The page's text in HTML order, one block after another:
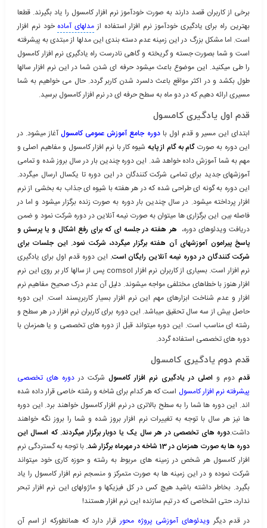
برخی از کاربران قصد دارند به صورت خودآموز نرم افزار کامسول را یاد بگیرند. قطعا
بهترین راه برای یادگیری خودآموز نرم افزار استفاده از مدلهای آماده خود نرم افزار
است. اما مشکل بزرگ در این زمینه عدم دسته بندی این مدلها از مبتدی به پیشرفته
است و شما بصورت جسته و گریخته و گاهی نادرست راه یادگیری نرم افزار کامسول
را طی میکنید. این موضوع باعث میشود حرفه ای شدن شما در این نرم افزار سالها
طول بکشد و در اکثر مواقع باعث دلسرد شدن کاربر گردد. حال می خواهیم به شما
مسیری ارائه دهیم که در دو ماه به سطح حرفه ای در نرم افزار کامسول برسید.
قدم اول یادگیری کامسول
ابتدای این مسیر و قدم اول بادوره جامع آموزش عمومی کامسول آغاز میشود. در
این دوره به صورت گام به گام از پایه شیوه کار با نرم افزار کامسول و مفاهیم اصلی و
مهم به شما آموزش داده خواهد شد. این دوره چندین بار در سال بروز شده و تمامی
آموزشهای جدید برای تمامی شرکت کنندگان در این دوره تا یکسال ارسال میگردد.
این دوره به گونه ای طراحی شده که در هر هفته با شیوه ای جذاب به بخشی از نرم
افزار پرداخته میشود. در سال چندین بار دوره به صورت زنده برگزار میشود و اما در
فاصله بین این برگزاری ها میتوان به صورت نیمه آنلاین در دوره شرکت نمود و ضمن
دریافت ویدئوهای دوره، هر هفته در جلسه ای که برای رفع اشکال و یا پرسش و
پاسخ پیرامون آموزشهای آن هفته برگزار میگردد، شرکت نمود. این جلسات برای
شرکت کنندگان در دوره نیمه آنلاین رایگان است. این دوره قدم اول برای یادگیری
نرم افزار است. بسیاری از کاربران نرم افزار comsol پس از سالها کار بر روی این نرم
افزار هنوز با خطاهای مختلفی مواجه میشوند. دلیل آن عدم درک صحیح مفاهیم نرم
افزار و عدم شناخت ابزارهای مهم این نرم افزار بسیار کاربرپسند است. این دوره
حاصل بیش از سه سال تحقیق میباشد. این دوره برای کاربران نرم افزار در هر سطح و
رشته ای مناسب است. این دوره میتواند قبل از دوره های تخصصی و یا همزمان با
دوره های تخصصی استفاده گردد.
قدم دوم یادگیری کامسول
قدم دوم و اصلی در یادگیری نرم افزار کامسول شرکت در دوره های تخصصی
پیشرفته نرم افزار کامسول است که هر کدام برای شاخه و رشته خاصی قرار داده شده
اند. این دوره ها شما را به سطح بالاتری در نرم افزار کامسول خواهند برد. این دوره
ها نیز هر سال با توجه به تغییرات نرم افزار بروز شده و شما را بروز نگه خواهند
داشت.دوره های تخصصی در هر سال یک یا دوبار برگزار میگردند. که امسال این
دوره ها به صورت همزمان در 13 شاخه در مهرماه برگزار شد.
با توجه به گستردگی نرم
افزار کامسول هر شخص در زمینه های مربوط به رشته و حوزه کاری خود میتواند
شرکت نموده و در این زمینه ها به صورت متمرکز و منسجم نرم افزار کامسول را یاد
بگیرد. بخاطر داشته باشید هیچ کس در کل فیزیکها و ماژولهای این نرم افزار تبحر
ندارد، حتی اشخاصی که در تیم سازنده این نرم افزار هستند!
در قدم دیگر ویدئوهای آموزشی پروژه محورقرار دارد که همانطورکه از اسم آن